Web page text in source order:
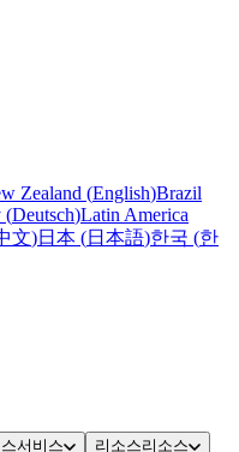
Zealand (English)Brazil
(Deutsch)Latin America
文)日本 (日本語)한국 (한
서비스 리소스리소스